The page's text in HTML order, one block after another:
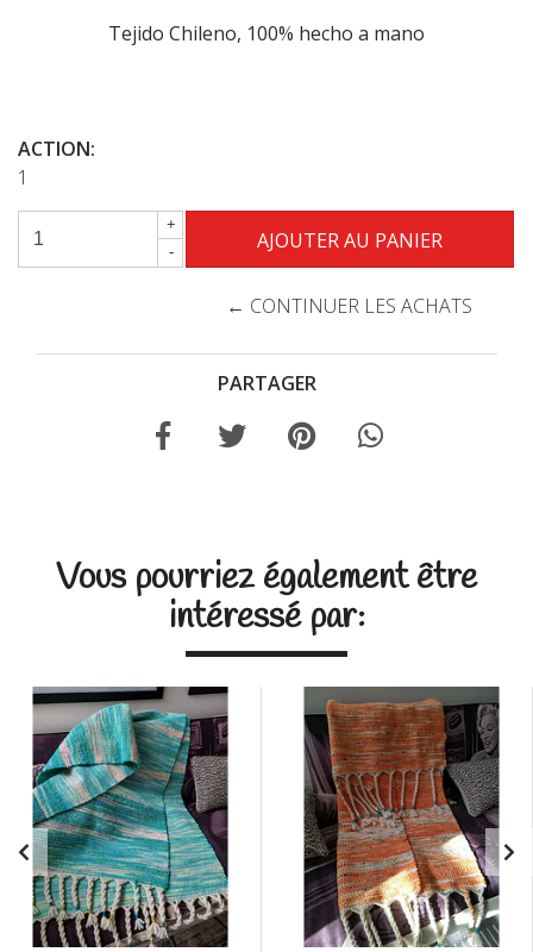
Tejido Chileno, 100% hecho a mano
ACTION:
1
+
-
← CONTINUER LES ACHATS
PARTAGER
Vous pourriez également être
intéressé par: